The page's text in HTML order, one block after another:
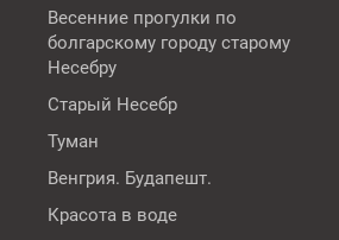
Весенние прогулки по
болгарскому городу старому
Несебру
Старый Несебр
Туман
Венгрия. Будапешт.
Красота в воде